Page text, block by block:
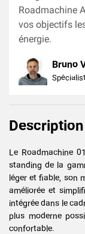
Roadmachine
vos objectifs
énergie.
Bruno
Description
Le Roadmachine
standing de la
léger et fiable, son
améliorée et
intégrée dans le
plus moderne
confortable.